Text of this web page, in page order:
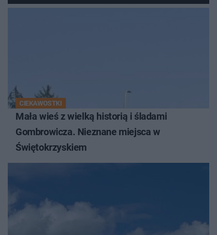
Świętokrzyskich
CIEKAWOSTKI
Mała wieś z wielką historią i śladami
Gombrowicza. Nieznane miejsca w
Świętokrzyskiem